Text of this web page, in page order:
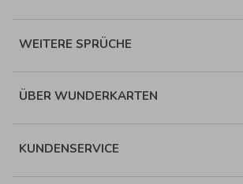
WEITERE SPRÜCHE
ÜBER WUNDERKARTEN
KUNDENSERVICE